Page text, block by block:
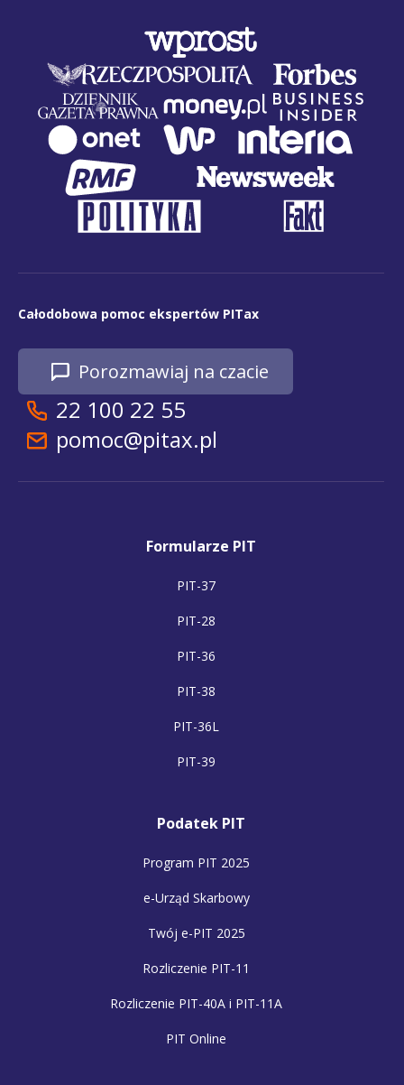
Całodobowa pomoc ekspertów PITax
Porozmawiaj na czacie
22 100 22 55
pomoc@pitax.pl
Formularze PIT
PIT-37
PIT-28
PIT-36
PIT-38
PIT-36L
PIT-39
Podatek PIT
Program PIT 2025
e-Urząd Skarbowy
Twój e-PIT 2025
Rozliczenie PIT-11
Rozliczenie PIT-40A i PIT-11A
PIT Online